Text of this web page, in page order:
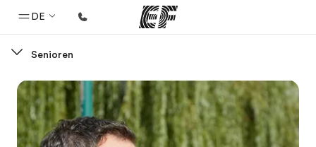
DE
Willkommen bei EF
Programme
Alle Programme ansehen
Senioren